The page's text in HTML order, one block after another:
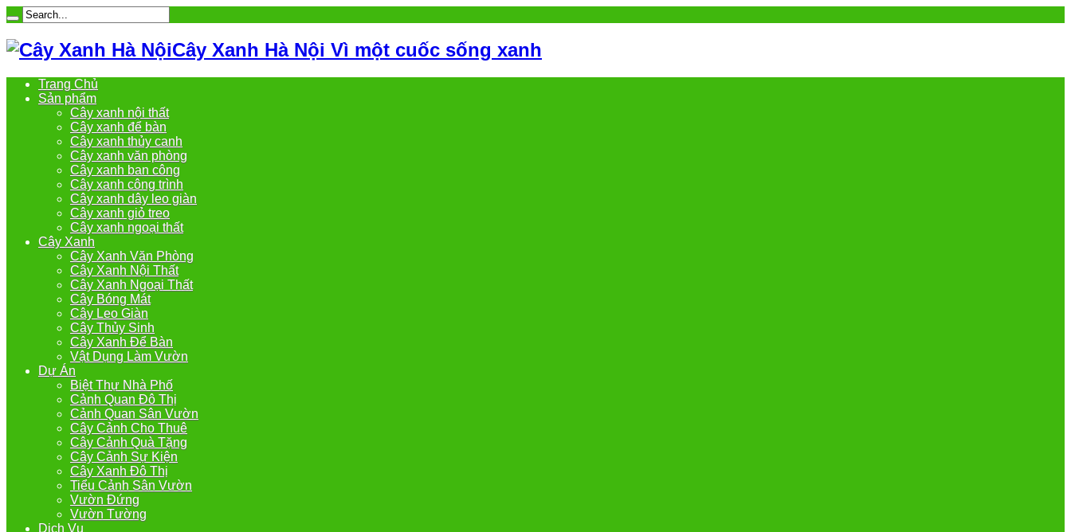
Cây Xanh Hà Nội Vì một cuốc sống xanh
Trang Chủ
Sản phẩm
Cây xanh nội thất
Cây xanh để bàn
Cây xanh thủy canh
Cây xanh văn phòng
Cây xanh ban công
Cây xanh công trình
Cây xanh dây leo giàn
Cây xanh giỏ treo
Cây xanh ngoại thất
Cây Xanh
Cây Xanh Văn Phòng
Cây Xanh Nội Thất
Cây Xanh Ngoại Thất
Cây Bóng Mát
Cây Leo Giàn
Cây Thủy Sinh
Cây Xanh Để Bàn
Vật Dụng Làm Vườn
Dự Án
Biệt Thự Nhà Phố
Cảnh Quan Đô Thị
Cảnh Quan Sân Vườn
Cây Cảnh Cho Thuê
Cây Cảnh Quà Tặng
Cây Cảnh Sự Kiện
Cây Xanh Đô Thị
Tiểu Cảnh Sân Vườn
Vườn Đứng
Vườn Tường
Dịch Vụ